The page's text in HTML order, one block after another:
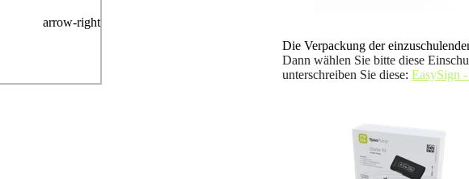
arrow-right
Die Verpackung der
Dann wählen Sie bitte diese
unterschreiben Sie diese: EasySign